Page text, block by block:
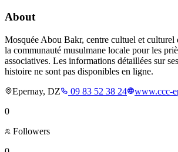
About
Mosquée Abou Bakr, centre cultuel et culturel
la communauté musulmane locale pour les
associatives. Les informations détaillées sur
histoire ne sont pas disponibles en ligne.
Epernay, DZ
09 83 52 38 24
www.ccc-
0
Followers